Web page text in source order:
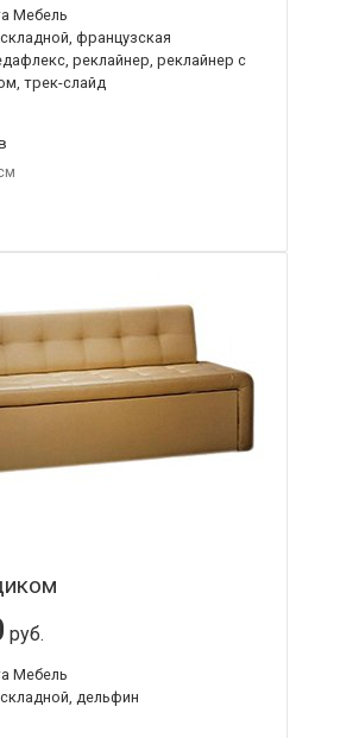
Мебель
французская
реклайнер, реклайнер с
трек-слайд
руб.
Мебель
дельфин